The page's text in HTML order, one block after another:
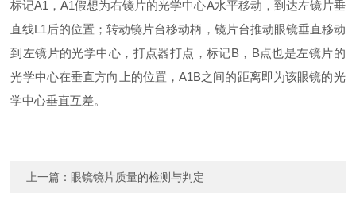
标记A1，A1假想为右镜片的光学中心A水平移动，到达左镜片垂
直线L1后的位置；转动镜片台移动柄，镜片台推动眼镜垂直移动
到左镜片的光学中心，打点器打点，标记B，B点也是左镜片的
光学中心在垂直方向上的位置，A1B之间的距离即为该眼镜的光
学中心垂直互差。
上一篇： 眼镜镜片质量的检测与判定